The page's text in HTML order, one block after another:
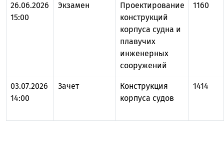
26.06.2026
15:00
Экзамен
Проектирование
конструкций
корпуса судна и
плавучих
инженерных
сооружений
1160
03.07.2026
14:00
Зачет
Конструкция
корпуса судов
1414